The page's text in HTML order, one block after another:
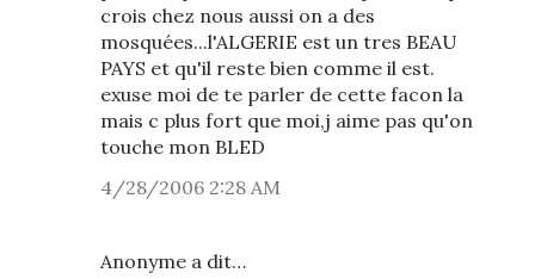
crois chez nous aussi on a des
mosquées...l'ALGERIE est un tres BEAU
PAYS et qu'il reste bien comme il est.
exuse moi de te parler de cette facon la
mais c plus fort que moi,j aime pas qu'on
touche mon BLED
4/28/2006 2:28 AM
Anonyme a dit…